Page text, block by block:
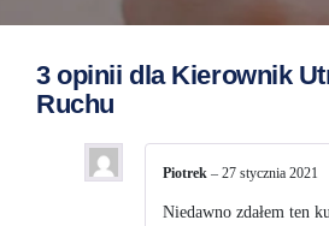
3 opinii dla Kierownik
Ruchu
Piotrek – 27 stycznia 2021
Niedawno zdałem ten